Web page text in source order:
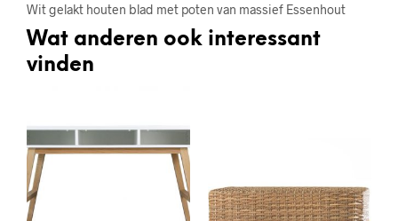
Wit gelakt houten blad met poten van massief Essenhout
Wat anderen ook interessant
vinden